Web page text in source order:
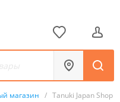
магазин / Tanuki Japan Shop